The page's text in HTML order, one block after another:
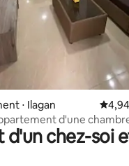
la base de 14
⋅ Ilagan
d'une
chez-soi